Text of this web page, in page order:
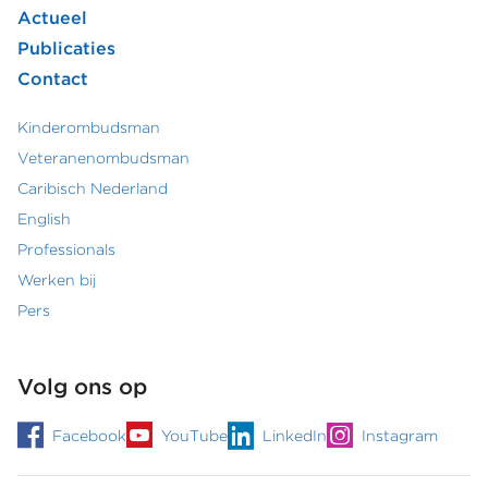
hoofdmenu
Actueel
Publicaties
Contact
Footer
secundair
menu
Kinderombudsman
Veteranenombudsman
Caribisch Nederland
English
Professionals
Werken bij
Pers
Volg ons op
Facebook YouTube LinkedIn Instagram